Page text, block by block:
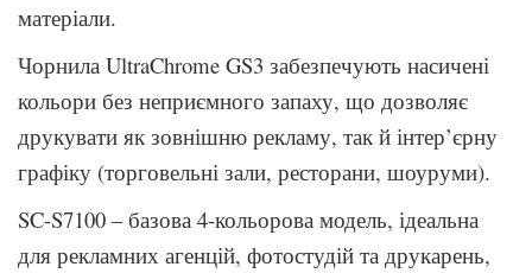
матеріали.
Чорнила UltraChrome GS3 забезпечують насичені
кольори без неприємного запаху, що дозволяє
друкувати як зовнішню рекламу, так й інтер’єрну
графіку (торговельні зали, ресторани, шоуруми).
SC-S7100 – базова 4-кольорова модель, ідеальна
для рекламних агенцій, фотостудій та друкарень,